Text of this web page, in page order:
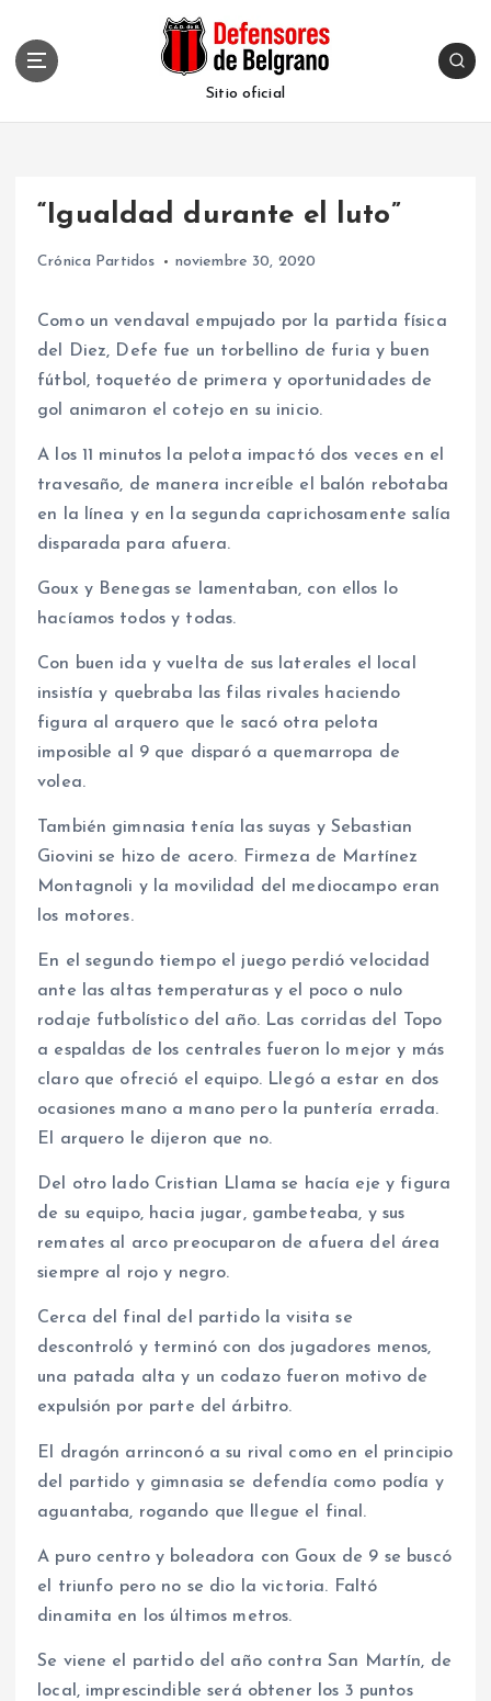
Sitio oficial
“Igualdad durante el luto”
Crónica Partidos noviembre 30, 2020
Como un vendaval empujado por la partida física
del Diez, Defe fue un torbellino de furia y buen
fútbol, toquetéo de primera y oportunidades de
gol animaron el cotejo en su inicio.
A los 11 minutos la pelota impactó dos veces en el
travesaño, de manera increíble el balón rebotaba
en la línea y en la segunda caprichosamente salía
disparada para afuera.
Goux y Benegas se lamentaban, con ellos lo
hacíamos todos y todas.
Con buen ida y vuelta de sus laterales el local
insistía y quebraba las filas rivales haciendo
figura al arquero que le sacó otra pelota
imposible al 9 que disparó a quemarropa de
volea.
También gimnasia tenía las suyas y Sebastian
Giovini se hizo de acero. Firmeza de Martínez
Montagnoli y la movilidad del mediocampo eran
los motores.
En el segundo tiempo el juego perdió velocidad
ante las altas temperaturas y el poco o nulo
rodaje futbolístico del año. Las corridas del Topo
a espaldas de los centrales fueron lo mejor y más
claro que ofreció el equipo. Llegó a estar en dos
ocasiones mano a mano pero la puntería errada.
El arquero le dijeron que no.
Del otro lado Cristian Llama se hacía eje y figura
de su equipo, hacia jugar, gambeteaba, y sus
remates al arco preocuparon de afuera del área
siempre al rojo y negro.
Cerca del final del partido la visita se
descontroló y terminó con dos jugadores menos,
una patada alta y un codazo fueron motivo de
expulsión por parte del árbitro.
El dragón arrinconó a su rival como en el principio
del partido y gimnasia se defendía como podía y
aguantaba, rogando que llegue el final.
A puro centro y boleadora con Goux de 9 se buscó
el triunfo pero no se dio la victoria. Faltó
dinamita en los últimos metros.
Se viene el partido del año contra San Martín, de
local, imprescindible será obtener los 3 puntos